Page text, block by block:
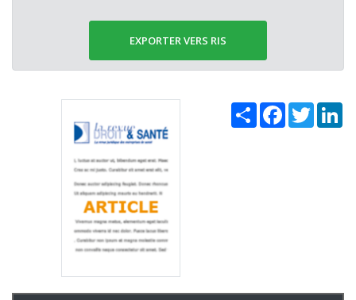
EXPORTER VERS RIS
Share Facebook
Twitter